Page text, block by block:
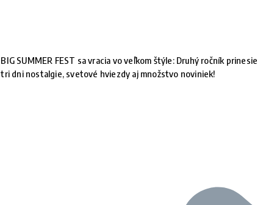
BIG SUMMER FEST sa vracia vo veľkom štýle: Druhý ročník prinesie
tri dni nostalgie, svetové hviezdy aj množstvo noviniek!